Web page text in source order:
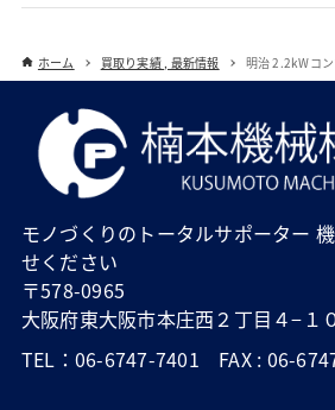
ホーム 買取り実績 , 最新情報 明治 2.2kWコ
モノづくりのトータルサポーター
せください
〒578-0965
大阪府東大阪市本庄西２丁目４−１
TEL：06-6747-7401 FAX : 06-